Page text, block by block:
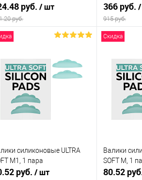
руб. / шт
руб.
Купить в 1
Сравнение
В избранное
366 руб.
915 руб.
Купить в
В
силиконовые ULTRA
M1, 1 пара
руб. / шт
Скидка
Валики
SOFT M, 1
80.52